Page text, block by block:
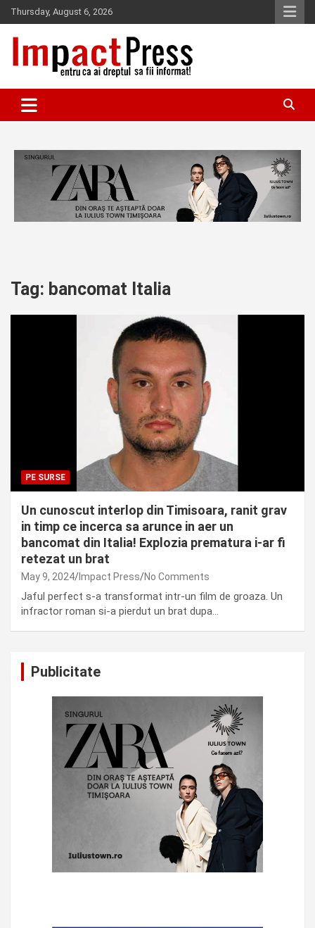
Skip
to
content
Thursday, August 6, 2026
IMPACTPRESS
Tag: bancomat Italia
PE SURSE
Un cunoscut interlop din Timisoara, ranit grav
in timp ce incerca sa arunce in aer un
bancomat din Italia! Explozia prematura i-ar fi
retezat un brat
May 9, 2024 Impact Press No Comments
Jaful perfect s-a transformat intr-un film de groaza. Un
infractor roman si-a pierdut un brat dupa…
Publicitate